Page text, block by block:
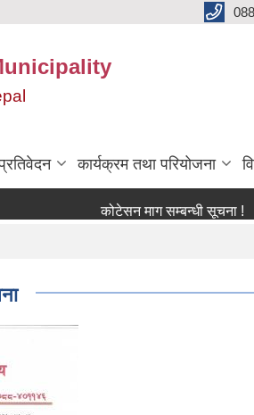
कार्यक्रम तथा परियोजना
कोटेसन माग सम्बन्धी सूचना !